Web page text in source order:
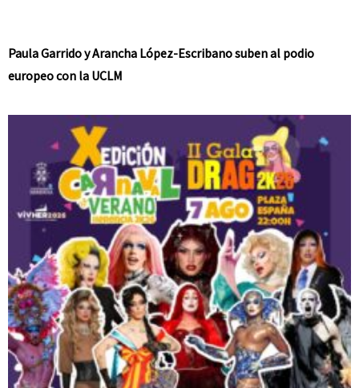
Paula Garrido y Arancha López-Escribano suben al podio
europeo con la UCLM